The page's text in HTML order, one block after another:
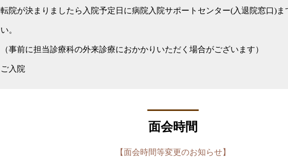
転院が決まりましたら入院予定日に病院入院サポートセンター(入退院窓口)ま
い。
（事前に担当診療科の外来診療におかかりいただく場合がございます）
ご入院
面会時間
【面会時間等変更のお知らせ】